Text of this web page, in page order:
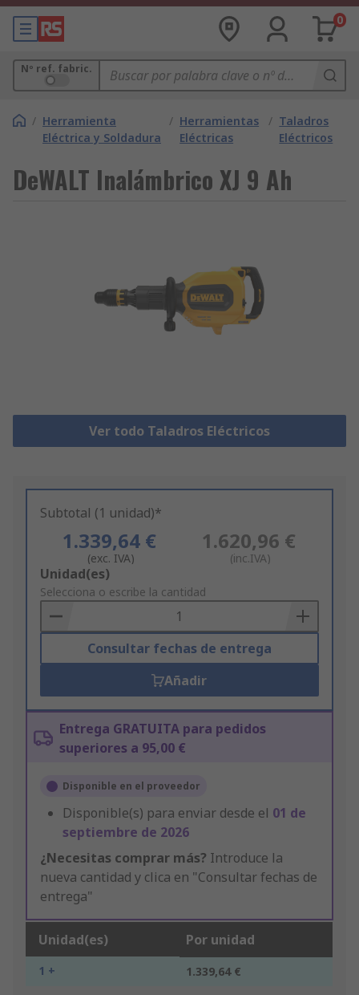
0
Nº ref. fabric.
/ Herramienta
Eléctrica y Soldadura
/ Herramientas
Eléctricas
/ Taladros
Eléctricos
DeWALT Inalámbrico XJ 9 Ah
Ver todo Taladros Eléctricos
Subtotal (1 unidad)*
1.339,64 €
(exc. IVA)
1.620,96 €
(inc.IVA)
Add
to
Basket
Unidad(es)
Selecciona o escribe la cantidad
Consultar fechas de entrega
Añadir
Entrega GRATUITA para pedidos
superiores a 95,00 €
Disponible en el proveedor
Disponible(s) para enviar desde el 01 de
septiembre de 2026
¿Necesitas comprar más? Introduce la
nueva cantidad y clica en "Consultar fechas de
entrega"
Unidad(es) Por unidad
1 + 1.339,64 €